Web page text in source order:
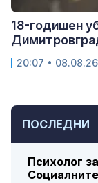
ПОСЛЕДНИ
Психолог
18-годишен
20:07 • 08.08.26